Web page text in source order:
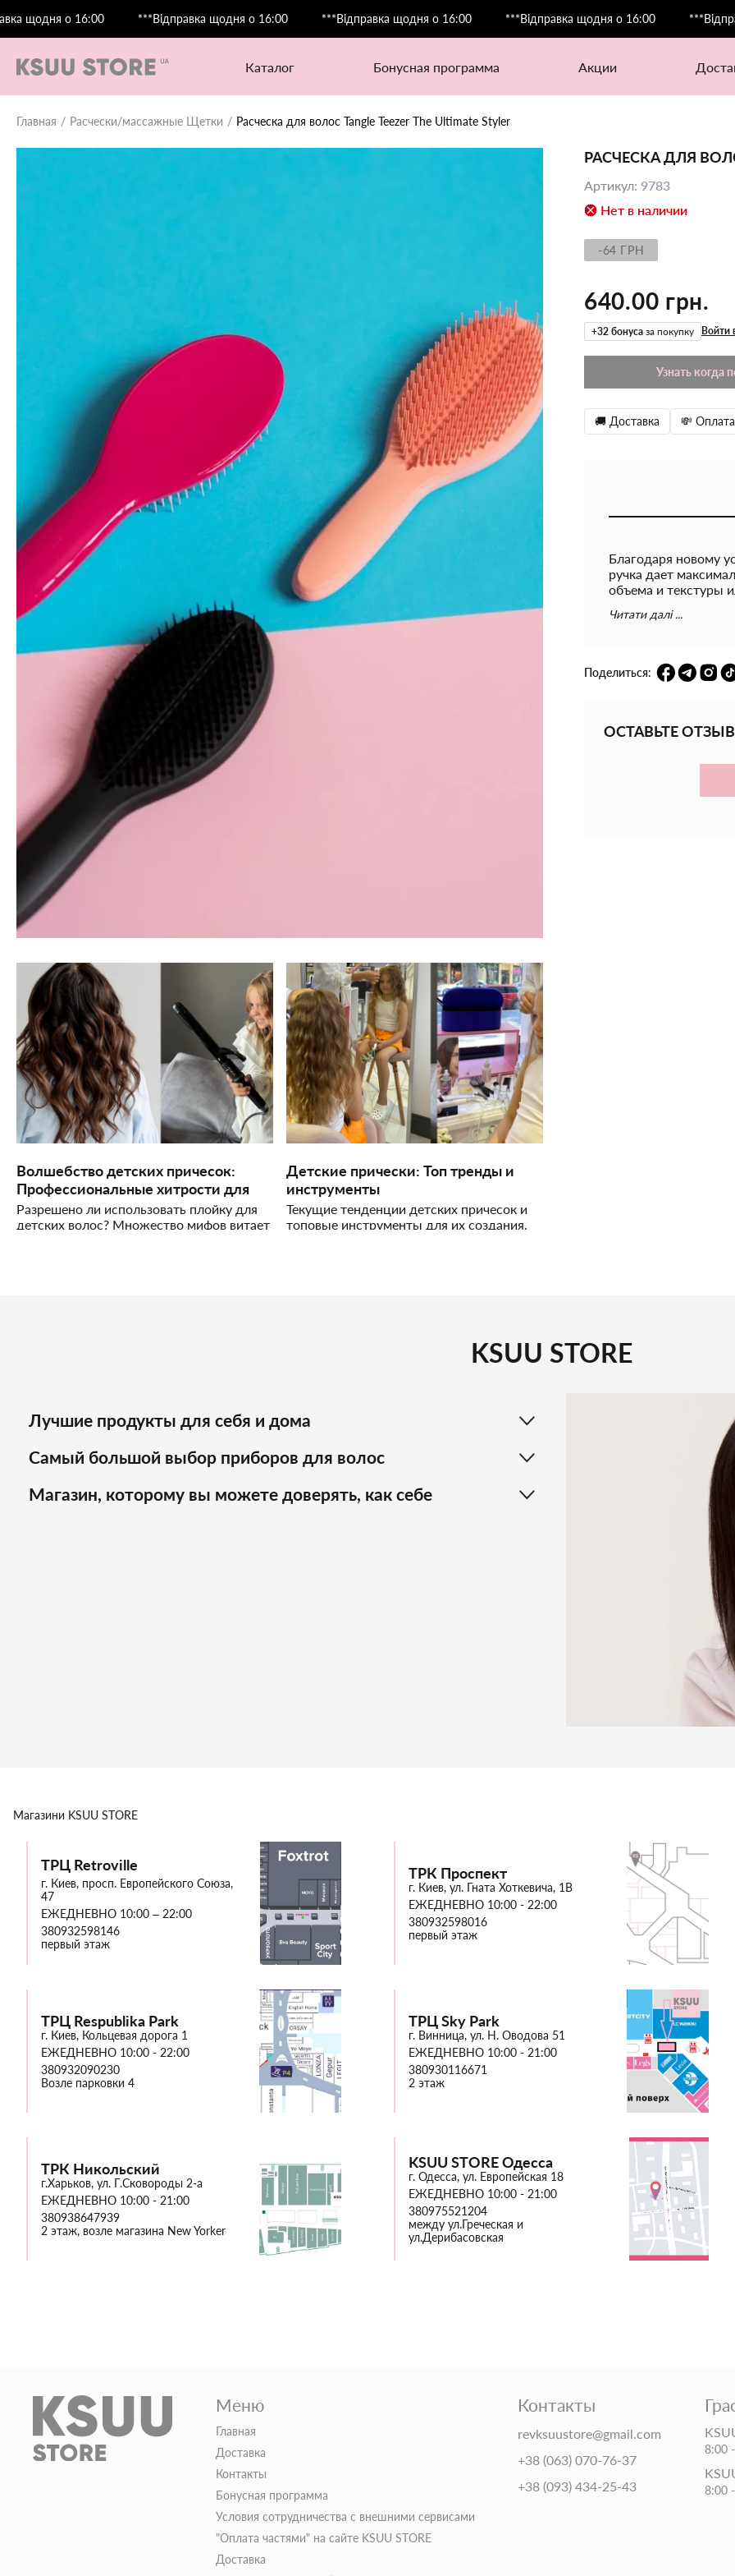
о 16:00 ***Відправка щодня о 16:00 ***Відправка щодня о 16:00 ***Відправка щодня о 16:00 ***Відправка
каталог бонусная программа акции
Главная Расчески/массажные Щетки Расческа для волос Tangle Teezer The Ultimate Styler
Волшебство детских причесок:
Профессиональные хитрости для
идеального образа
Разрешено ли использовать плойку для
детских волос? Множество мифов витает
Детские прически: Топ тренды и
инструменты
Текущие тенденции детских причесок и
топовые инструменты для их создания.
РАСЧЕСКА ДЛЯ ВОЛОС
Артикул: 9783
Нет в наличии
-64 ГРН
640.00 грн.
+32 бонуса за покупку Войти
Узнать когда
🚚 Доставка 💸 Оплата
Благодаря новому
ручка дает
объема и текстуры
сухого стиля, что
всех типов волос.
Читати далі ...
Поделиться:
ОСТАВЬТЕ
KSUU STORE
Лучшие продукты для себя и дома
Самый большой выбор приборов для волос
Магазин, которому вы можете доверять, как себе
Магазини KSUU STORE
ТРЦ Retroville
г. Киев, просп. Европейского Союза,
47
ЕЖЕДНЕВНО 10:00 – 22:00
380932598146
первый этаж
ТРК Проспект
г. Киев, ул. Гната Хоткевича, 1В
ЕЖЕДНЕВНО 10:00 - 22:00
380932598016
первый этаж
ТРЦ Respublika Park
г. Киев, Кольцевая дорога 1
ЕЖЕДНЕВНО 10:00 - 22:00
380932090230
Возле парковки 4
ТРЦ Sky Park
г. Винница, ул. Н. Оводова 51
ЕЖЕДНЕВНО 10:00 - 21:00
380930116671
2 этаж
ТРК Никольский
г.Харьков, ул. Г.Сковороды 2-а
ЕЖЕДНЕВНО 10:00 - 21:00
380938647939
2 этаж, возле магазина New Yorker
KSUU STORE Одесса
г. Одесса, ул. Европейская 18
ЕЖЕДНЕВНО 10:00 - 21:00
380975521204
между ул.Греческая и
ул.Дерибасовская
Меню
Главная
Доставка
Контакты
Бонусная программа
Условия сотрудничества с внешними сервисами
"Оплата частями" на сайте KSUU STORE
Доставка
Контакты
revksuustore@gmail.com
+38 (063) 070-76-37
+38 (093) 434-25-43
8:00
8:00